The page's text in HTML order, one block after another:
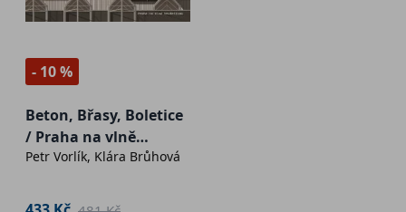
- 10 %
Beton, Břasy, Boletice
/ Praha na vlně
brutalismu
Petr Vorlík, Klára Brůhová